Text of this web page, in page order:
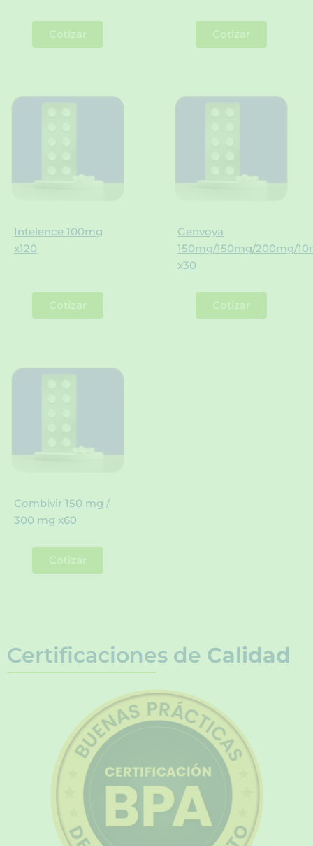
Cotizar Cotizar
Intelence 100mg
x120
Cotizar
Genvoya
150mg/150mg/200mg/
x30
Cotizar
Combivir 150 mg /
300 mg x60
Cotizar
Certificaciones de Calidad